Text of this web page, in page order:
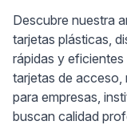
Descubre nuestra
tarjetas plásticas,
rápidas y
tarjetas de acceso,
para empresas,
buscan calidad